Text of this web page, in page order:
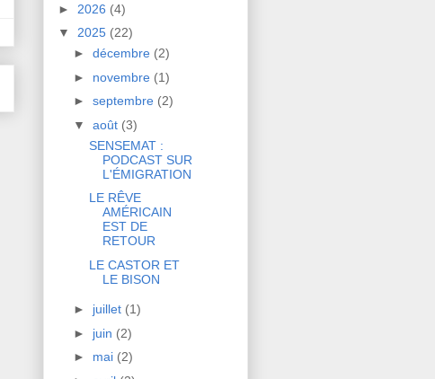
► 2026 (4)
▼ 2025 (22)
► décembre (2)
► novembre (1)
► septembre (2)
▼ août (3)
SENSEMAT :
PODCAST SUR
L'ÉMIGRATION
LE RÊVE
AMÉRICAIN
EST DE
RETOUR
LE CASTOR ET
LE BISON
► juillet (1)
► juin (2)
► mai (2)